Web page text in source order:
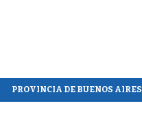
PROVINCIA DE BUENOS AIRES